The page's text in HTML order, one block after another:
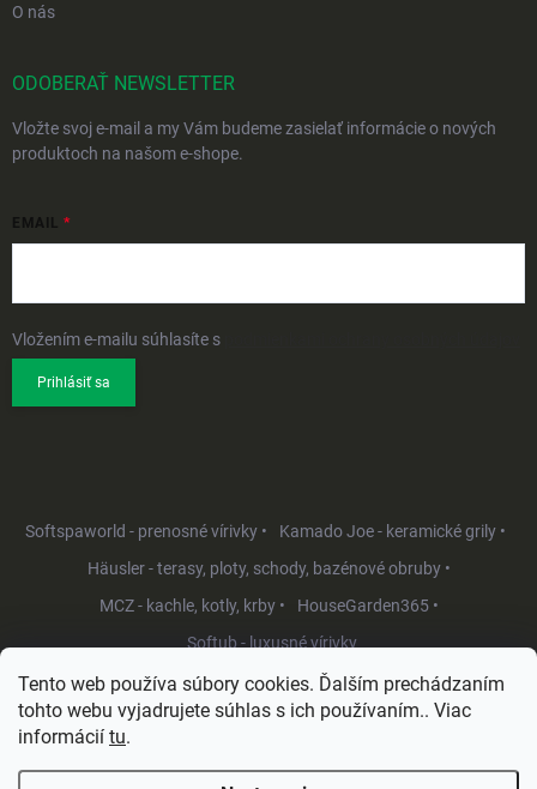
Tento web používa súbory cookies. Ďalším prechádzaním
tohto webu vyjadrujete súhlas s ich používaním.. Viac
informácií tu.
O nás
ODOBERAŤ NEWSLETTER
Vložte svoj e-mail a my Vám budeme zasielať informácie o nových
produktoch na našom e-shope.
EMAIL
Vložením e-mailu súhlasíte s
Prihlásiť sa
Softspaworld - prenosné vírivky •
Kamado Joe - keramické grily •
Häusler - terasy, ploty, schody, bazénové obruby •
MCZ - kachle, kotly, krby •
HouseGarden365 •
Softub - luxusné vírivky